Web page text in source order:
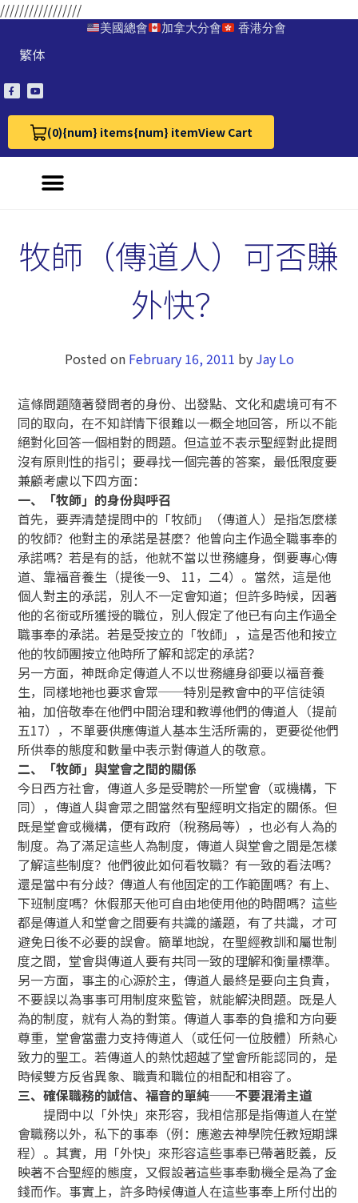
/////////////////
美國總會 加拿大分會 香港分會
繁体
(0)
View Cart 0{num} items{num} itemView Cart
牧師（傳道人）可否賺
外快？
Posted on February 16, 2011 by Jay Lo
這條問題隨著發問者的身份、出發點、文化和處境可有不
同的取向，在不知詳情下很難以一概全地回答，所以不能
絕對化回答一個相對的問題。但這並不表示聖經對此提問
沒有原則性的指引；要尋找一個完善的答案，最低限度要
兼顧考慮以下四方面：
一、「牧師」的身份與呼召
首先，要弄清楚提問中的「牧師」（傳道人）是指怎麼樣
的牧師？他對主的承諾是甚麼？他曾向主作過全職事奉的
承諾嗎？若是有的話，他就不當以世務纏身，倒要專心傳
道、靠福音養生（提後一9、 11，二4）。當然，這是他
個人對主的承諾，別人不一定會知道；但許多時候，因著
他的名銜或所獲授的職位，別人假定了他已有向主作過全
職事奉的承諾。若是受按立的「牧師」，這是否他和按立
他的牧師團按立他時所了解和認定的承諾？
另一方面，神既命定傳道人不以世務纏身卻要以福音養
生，同樣地祂也要求會眾──特別是教會中的平信徒領
袖，加倍敬奉在他們中間治理和教導他們的傳道人（提前
五17），不單要供應傳道人基本生活所需的，更要從他們
所供奉的態度和數量中表示對傳道人的敬意。
二、「牧師」與堂會之間的關係
今日西方社會，傳道人多是受聘於一所堂會（或機構，下
同），傳道人與會眾之間當然有聖經明文指定的關係。但
既是堂會或機構，便有政府（稅務局等），也必有人為的
制度。為了滿足這些人為制度，傳道人與堂會之間是怎樣
了解這些制度？他們彼此如何看牧職？有一致的看法嗎？
還是當中有分歧？傳道人有他固定的工作範圍嗎？有上、
下班制度嗎？休假那天他可自由地使用他的時間嗎？這些
都是傳道人和堂會之間要有共識的議題，有了共識，才可
避免日後不必要的誤會。簡單地說，在聖經教訓和屬世制
度之間，堂會與傳道人要有共同一致的理解和衡量標準。
另一方面，事主的心源於主，傳道人最終是要向主負責，
不要誤以為事事可用制度來監管，就能解決問題。既是人
為的制度，就有人為的對策。傳道人事奉的負擔和方向要
尊重，堂會當盡力支持傳道人（或任何一位肢體）所熱心
致力的聖工。若傳道人的熱忱超越了堂會所能認同的，是
時候雙方反省異象、職責和職位的相配和相容了。
三、確保職務的誠信、福音的單純──不要混淆主道
提問中以「外快」來形容，我相信那是指傳道人在堂
會職務以外，私下的事奉（例：應邀去神學院任教短期課
程）。其實，用「外快」來形容這些事奉已帶著貶義，反
映著不合聖經的態度，又假設著這些事奉動機全是為了金
錢而作。事實上，許多時候傳道人在這些事奉上所付出的